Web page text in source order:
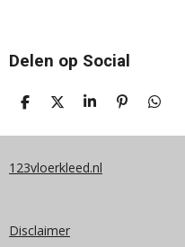
Delen op Social
D
L
N
D
E
S
A
E
P
N
D
L
123vloerkleed.nl
Disclaimer